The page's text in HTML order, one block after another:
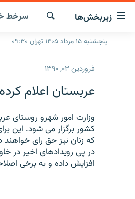
لینک‌های
قابلیت
دسترسی
زیربخش‌ها
صفحه اصلی
انتخاب کنید و بشنوید
برنامه‌های رادیویی
فرکانس‌ها
چندرسانه‌ای
گزارش‌های تصویری
گزارش‌های ویدئویی
جستجو
سرخط‌
پنجشنبه ۱۵ مرداد ۱۴۰۵ تهران ۰۹:۳۰
فروردین ۰۳, ۱۳۹۰
عربستان اعلام
وزارت امور شهرو روستای
کشور برگزار می شود. این
که زنان نیز حق رای خواهند
در پی رویدادهای اخیر در
افزایش داده و به برخی